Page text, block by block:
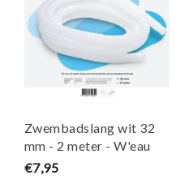
Zwembadslang wit 32
mm - 2 meter - W'eau
€7,95